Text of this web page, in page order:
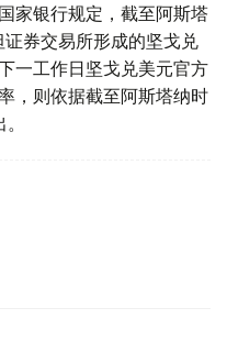
家银行规定，截至阿斯塔
券交易所形成的坚戈兑
一工作日坚戈兑美元官方
，则依据截至阿斯塔纳时